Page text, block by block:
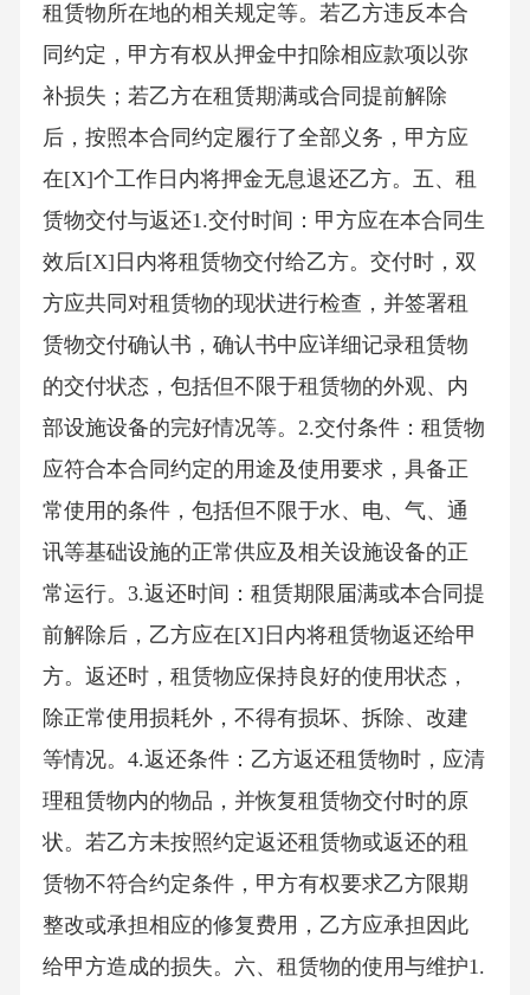
租赁物所在地的相关规定等。若乙方违反本合
同约定，甲方有权从押金中扣除相应款项以弥
补损失；若乙方在租赁期满或合同提前解除
后，按照本合同约定履行了全部义务，甲方应
在[X]个工作日内将押金无息退还乙方。五、租
赁物交付与返还1.交付时间：甲方应在本合同生
效后[X]日内将租赁物交付给乙方。交付时，双
方应共同对租赁物的现状进行检查，并签署租
赁物交付确认书，确认书中应详细记录租赁物
的交付状态，包括但不限于租赁物的外观、内
部设施设备的完好情况等。2.交付条件：租赁物
应符合本合同约定的用途及使用要求，具备正
常使用的条件，包括但不限于水、电、气、通
讯等基础设施的正常供应及相关设施设备的正
常运行。3.返还时间：租赁期限届满或本合同提
前解除后，乙方应在[X]日内将租赁物返还给甲
方。返还时，租赁物应保持良好的使用状态，
除正常使用损耗外，不得有损坏、拆除、改建
等情况。4.返还条件：乙方返还租赁物时，应清
理租赁物内的物品，并恢复租赁物交付时的原
状。若乙方未按照约定返还租赁物或返还的租
赁物不符合约定条件，甲方有权要求乙方限期
整改或承担相应的修复费用，乙方应承担因此
给甲方造成的损失。六、租赁物的使用与维护1.